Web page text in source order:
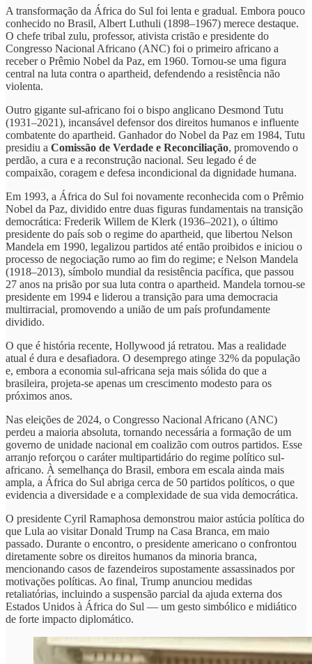
A transformação da África do Sul foi lenta e gradual. Embora pouco
conhecido no Brasil, Albert Luthuli (1898–1967) merece destaque.
O chefe tribal zulu, professor, ativista cristão e presidente do
Congresso Nacional Africano (ANC) foi o primeiro africano a
receber o Prêmio Nobel da Paz, em 1960. Tornou-se uma figura
central na luta contra o apartheid, defendendo a resistência não
violenta.
Outro gigante sul-africano foi o bispo anglicano Desmond Tutu
(1931–2021), incansável defensor dos direitos humanos e influente
combatente do apartheid. Ganhador do Nobel da Paz em 1984, Tutu
presidiu a Comissão de Verdade e Reconciliação, promovendo o
perdão, a cura e a reconstrução nacional. Seu legado é de
compaixão, coragem e defesa incondicional da dignidade humana.
Em 1993, a África do Sul foi novamente reconhecida com o Prêmio
Nobel da Paz, dividido entre duas figuras fundamentais na transição
democrática: Frederik Willem de Klerk (1936–2021), o último
presidente do país sob o regime do apartheid, que libertou Nelson
Mandela em 1990, legalizou partidos até então proibidos e iniciou o
processo de negociação rumo ao fim do regime; e Nelson Mandela
(1918–2013), símbolo mundial da resistência pacífica, que passou
27 anos na prisão por sua luta contra o apartheid. Mandela tornou-se
presidente em 1994 e liderou a transição para uma democracia
multirracial, promovendo a união de um país profundamente
dividido.
O que é história recente, Hollywood já retratou. Mas a realidade
atual é dura e desafiadora. O desemprego atinge 32% da população
e, embora a economia sul-africana seja mais sólida do que a
brasileira, projeta-se apenas um crescimento modesto para os
próximos anos.
Nas eleições de 2024, o Congresso Nacional Africano (ANC)
perdeu a maioria absoluta, tornando necessária a formação de um
governo de unidade nacional em coalizão com outros partidos. Esse
arranjo reforçou o caráter multipartidário do regime político sul-
africano. À semelhança do Brasil, embora em escala ainda mais
ampla, a África do Sul abriga cerca de 50 partidos políticos, o que
evidencia a diversidade e a complexidade de sua vida democrática.
O presidente Cyril Ramaphosa demonstrou maior astúcia política do
que Lula ao visitar Donald Trump na Casa Branca, em maio
passado. Durante o encontro, o presidente americano o confrontou
diretamente sobre os direitos humanos da minoria branca,
mencionando casos de fazendeiros supostamente assassinados por
motivações políticas. Ao final, Trump anunciou medidas
retaliatórias, incluindo a suspensão parcial da ajuda externa dos
Estados Unidos à África do Sul — um gesto simbólico e midiático
de forte impacto diplomático.